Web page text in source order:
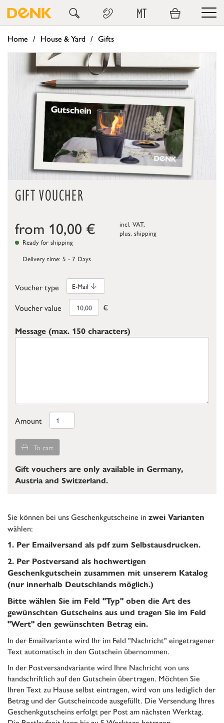
MT
Home House & Yard Gifts
GIFT VOUCHER
from 10,00 €
incl. VAT,
plus. shipping
Ready for shipping
Delivery time: 5 - 7 Days
Voucher type E-Mail
Voucher value €
Message (max. 150 characters)
Amount
To cart
Gift vouchers are only available in Germany,
Austria and Switzerland.
Sie können bei uns Geschenkgutscheine in zwei Varianten
wählen:
1. Per Emailversand als pdf zum Selbstausdrucken.
2. Per Postversand als hochwertigen
Geschenkgutschein zusammen mit unserem Katalog
(nur innerhalb Deutschlands möglich.)
Bitte wählen Sie im Feld "Typ" oben die Art des
gewünschten Gutscheins aus und tragen Sie im Feld
"Wert" den gewünschten Betrag ein.
In der Emailvariante wird Ihr im Feld "Nachricht" eingetragener
Text automatisch in den Gutschein übernommen.
In der Postversandvariante wird Ihre Nachricht von uns
handschriftlich auf den Gutschein übertragen. Möchten Sie
Ihren Text zu Hause selbst eintragen, wird von uns lediglich der
Betrag und der Gutscheincode ausgefüllt. Die Versendung Ihres
Geschenkgutscheins erfolgt per Post am nächsten Werktag.